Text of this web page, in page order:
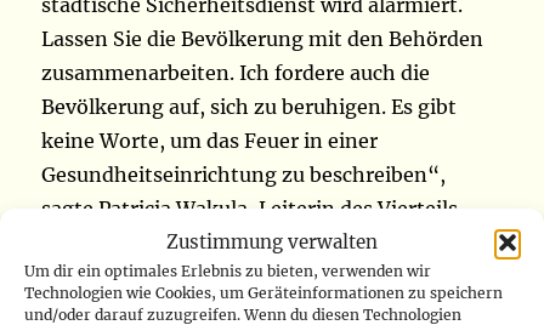
Zustimmung verwalten
Um dir ein optimales Erlebnis zu bieten, verwenden wir
Technologien wie Cookies, um Geräteinformationen zu speichern
und/oder darauf zuzugreifen. Wenn du diesen Technologien
städtische Sicherheitsdienst wird alarmiert.
Lassen Sie die Bevölkerung mit den Behörden
zusammenarbeiten. Ich fordere auch die
Bevölkerung auf, sich zu beruhigen. Es gibt
keine Worte, um das Feuer in einer
Gesundheitseinrichtung zu beschreiben“,
sagte Patricia Wakula, Leiterin des Vierteils
www.radiookapi.net)
Ituri: Zwei FARDC-Soldaten wurden wegen